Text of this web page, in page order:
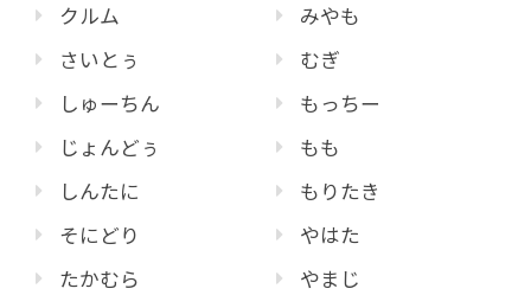
クルム
さいとぅ
しゅーちん
じょんどぅ
しんたに
そにどり
たかむら
みやも
むぎ
もっちー
もも
もりたき
やはた
やまじ